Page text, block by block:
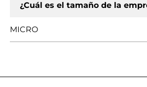
¿Cuál es el tamaño de la
MICRO